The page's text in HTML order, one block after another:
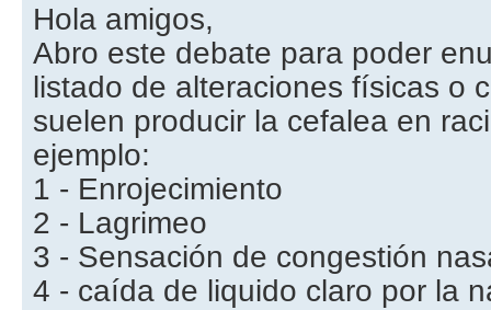
Hola amigos,
Abro este debate para poder
listado de alteraciones físicas o
suelen producir la cefalea en
ejemplo:
1 - Enrojecimiento
2 - Lagrimeo
3 - Sensación de congestión
4 - caída de liquido claro por la